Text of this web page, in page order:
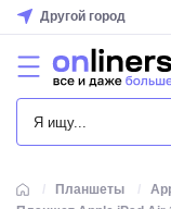
Другой город
КАТАЛОГ
Планшеты